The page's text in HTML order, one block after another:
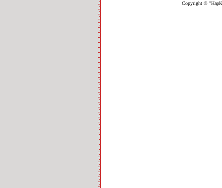
Copyright ©